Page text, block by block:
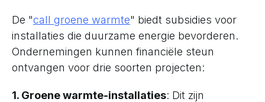
De "call groene warmte" biedt subsidies voor
installaties die duurzame energie bevorderen.
Ondernemingen kunnen financiële steun
ontvangen voor drie soorten projecten:
1. Groene warmte-installaties: Dit zijn